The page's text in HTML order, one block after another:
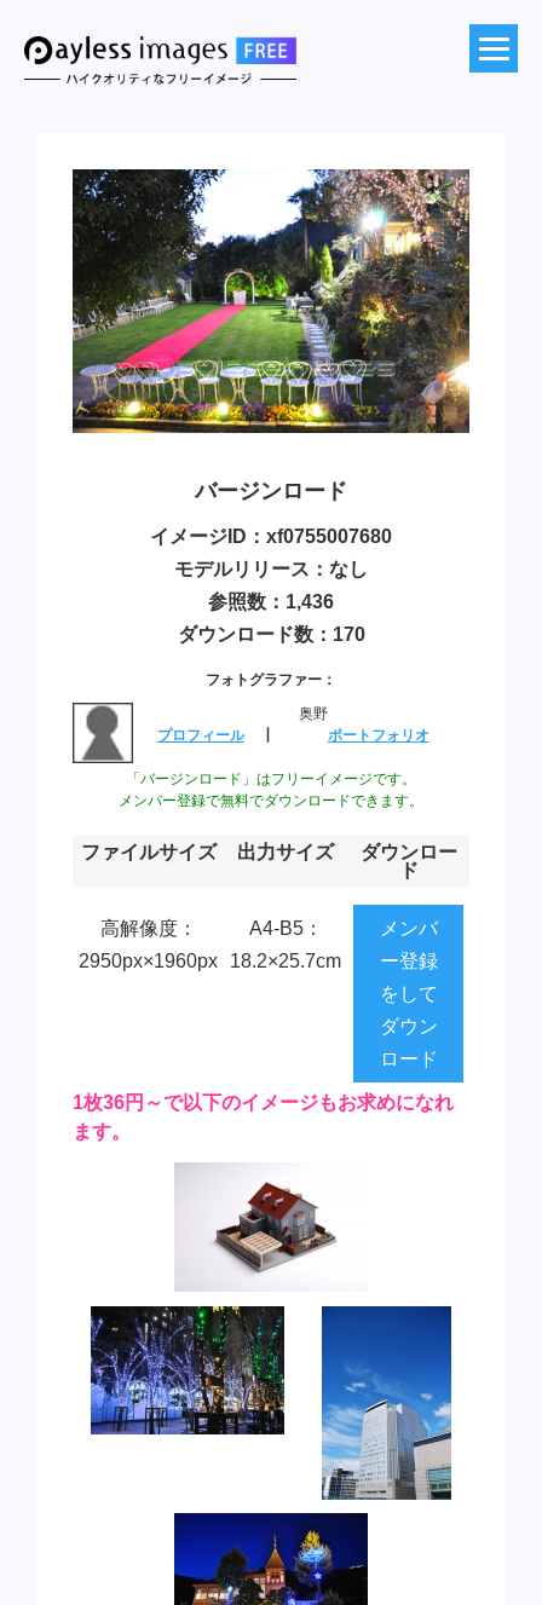
バージンロード
イメージID：xf0755007680
モデルリリース：なし
参照数：1,436
ダウンロード数：170
フォトグラファー：
奥野
プロフィール
ポートフォリオ
「バージンロード」はフリーイメージです。
メンバー登録で無料でダウンロードできます。
ファイルサイズ 出力サイズ
ダウンロー
ド
高解像度：
2950px×1960px
A4-B5：
18.2×25.7cm
メンバ
ー登録
をして
ダウン
ロード
1枚36円～で以下のイメージもお求めになれ
ます。